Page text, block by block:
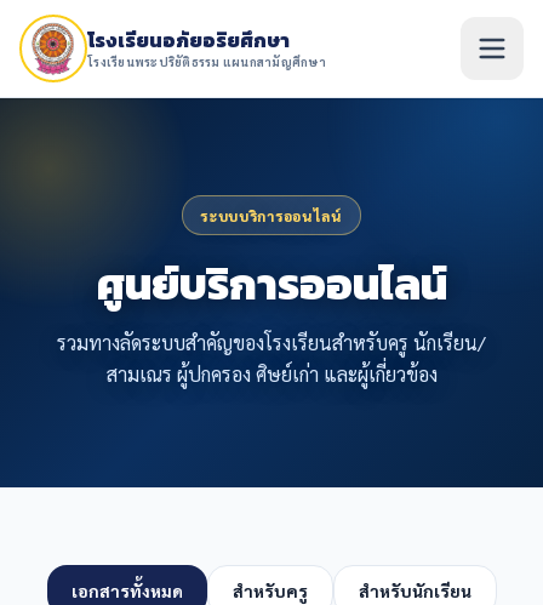
โรงเรียนอภัยอริยศึกษา
โรงเรียนพระปริยัติธรรม แผนกสามัญศึกษา
ระบบบริการออนไลน์
ศูนย์บริการออนไลน์
รวมทางลัดระบบสำคัญของโรงเรียนสำหรับครู นักเรียน/
สามเณร ผู้ปกครอง ศิษย์เก่า และผู้เกี่ยวข้อง
เอกสารทั้งหมด สำหรับครู สำหรับนักเรียน